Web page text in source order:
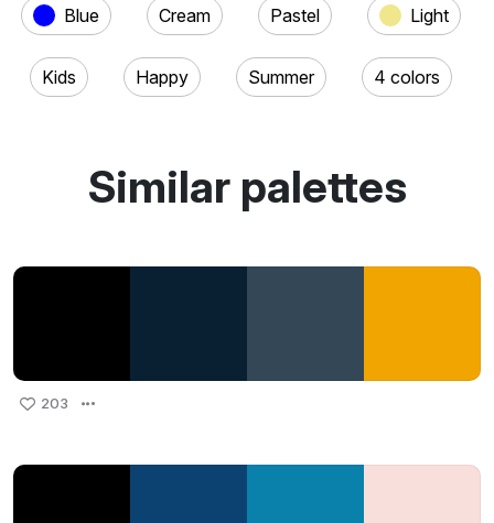
Blue Cream Pastel Light
Kids Happy Summer 4 colors
Similar palettes
203